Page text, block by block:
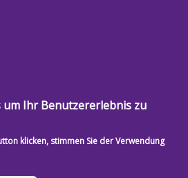
Newsletter "Weitersagen!" und
abonnieren oder abbestellen:
Ihr Benutzererlebnis zu
klicken, stimmen Sie der Verwendung